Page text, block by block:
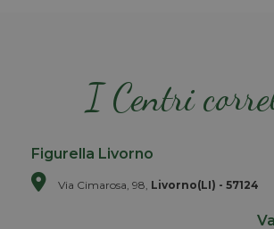
I Centri
Figurella Livorno
Via Cimarosa, 98, Livorno(LI) - 57124